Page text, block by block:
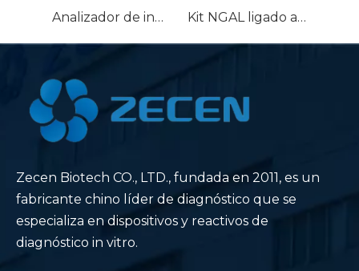
Analizador de inmunoensayo automatizado marcador cardíaco, reactivo de homocisteína HCY, Kit CTnI/MYO/CK-MB/NT-Pro-BNP/D-Dimer/BNP/HCY Kit NGAL ligado a quimioluminiscencia de gelatinasa Kit de lipocalina para detección de neutrófilos para DIV Reactivo de lipocalina asociado a gelatinasa de neutrófilos
Zecen Biotech CO., LTD., fundada en 2011, es un
fabricante chino líder de diagnóstico que se
especializa en dispositivos y reactivos de
diagnóstico in vitro.